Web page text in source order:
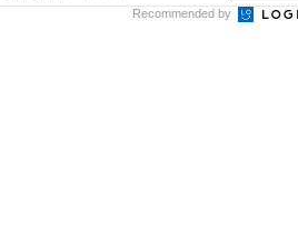
Recommended by